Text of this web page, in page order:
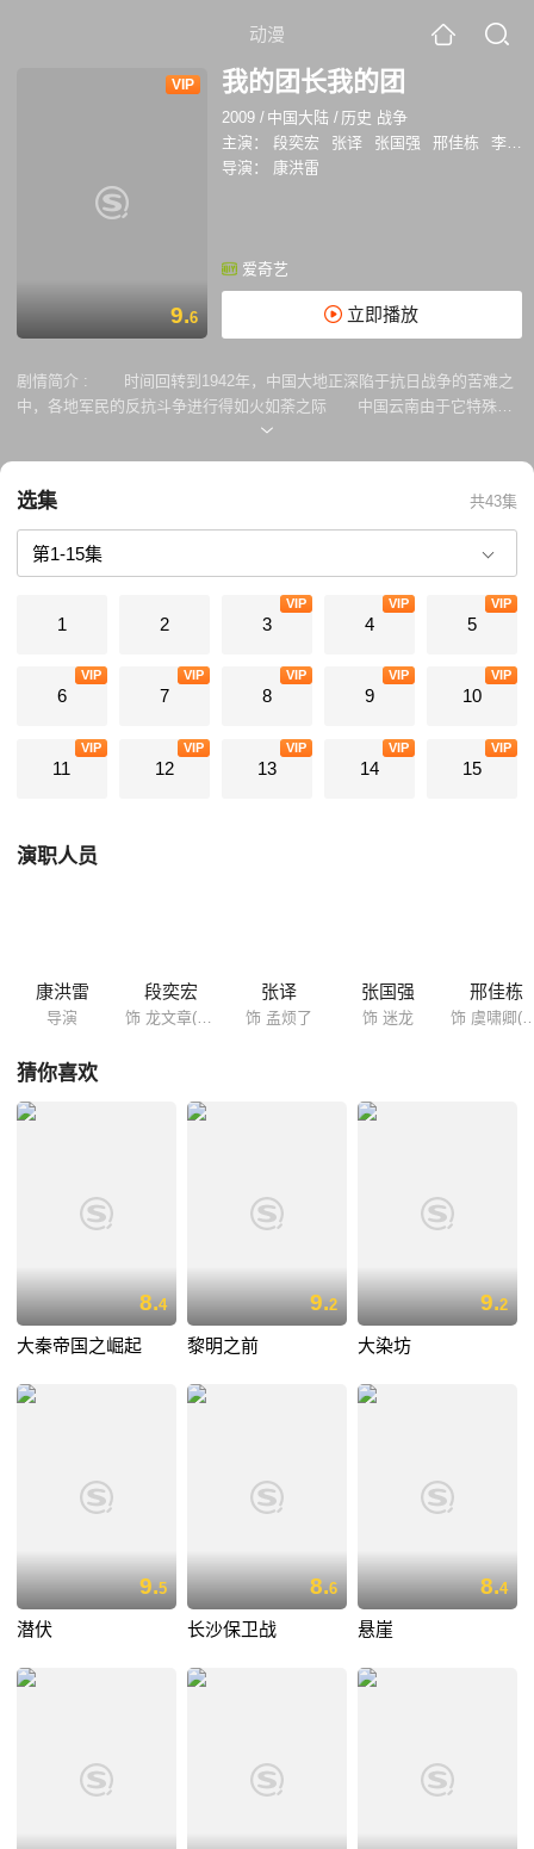
动漫
VIP
9.6
我的团长我的团
2009 / 中国大陆 / 历史 战争
主演：
段奕宏 张译 张国强 邢佳栋 李晨
导演：
康洪雷
爱奇艺
立即播放
剧情简介 :
时间回转到1942年，中国大地正深陷于抗日战争的苦难之
中，各地军民的反抗斗争进行得如火如荼之际 中国云南由于它特殊的
地缘关系成为抗日战争时期的一个重要战场，它离海不远，可以借道出
越铁路60年前从红土高原延伸出了这样一条条抗战生命线，它们构筑了高
原新的脊梁。中国军民如何前仆后继地浴血奋战消灭日寇保卫抗战生命线
的真实历史故事，便成为了《我的团长，我的团》的整个故事背景和立意
所在。 在一个离中缅边境不远叫作禅达的地方，
选集 共43集
1 2 3
VIP
4
VIP
5
VIP
6
VIP
7
VIP
8
VIP
9
VIP
10
VIP
11
VIP
12
VIP
13
VIP
14
VIP
15
VIP
演职人员
康洪雷
导演
段奕宏
饰 龙文章(团长)
张译
饰 孟烦了
张国强
饰 迷龙
邢佳栋
饰 虞啸
猜你喜欢
8.4
大秦帝国之崛起
9.2
黎明之前
9.2
大染坊
9.5
潜伏
8.6
长沙保卫战
8.4
悬崖